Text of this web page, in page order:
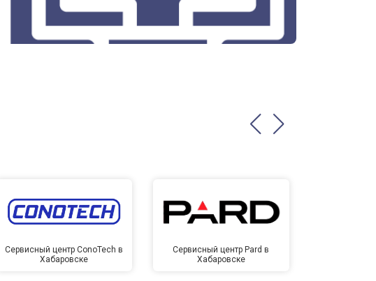
Сервисный центр ConoTech в
Хабаровске
Сервисный центр Pard в
Хабаровске